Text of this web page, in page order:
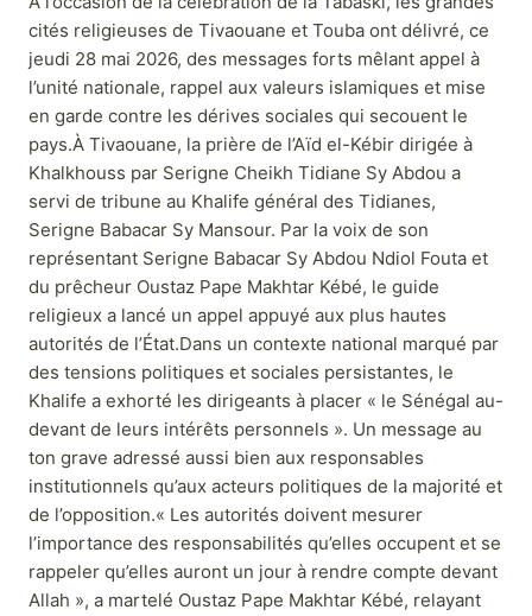
cités religieuses de Tivaouane et Touba ont délivré, ce
jeudi 28 mai 2026, des messages forts mêlant appel à
l’unité nationale, rappel aux valeurs islamiques et mise
en garde contre les dérives sociales qui secouent le
pays.À Tivaouane, la prière de l’Aïd el-Kébir dirigée à
Khalkhouss par Serigne Cheikh Tidiane Sy Abdou a
servi de tribune au Khalife général des Tidianes,
Serigne Babacar Sy Mansour. Par la voix de son
représentant Serigne Babacar Sy Abdou Ndiol Fouta et
du prêcheur Oustaz Pape Makhtar Kébé, le guide
religieux a lancé un appel appuyé aux plus hautes
autorités de l’État.Dans un contexte national marqué par
des tensions politiques et sociales persistantes, le
Khalife a exhorté les dirigeants à placer « le Sénégal au-
devant de leurs intérêts personnels ». Un message au
ton grave adressé aussi bien aux responsables
institutionnels qu’aux acteurs politiques de la majorité et
de l’opposition.« Les autorités doivent mesurer
l’importance des responsabilités qu’elles occupent et se
rappeler qu’elles auront un jour à rendre compte devant
Allah », a martelé Oustaz Pape Makhtar Kébé, relayant